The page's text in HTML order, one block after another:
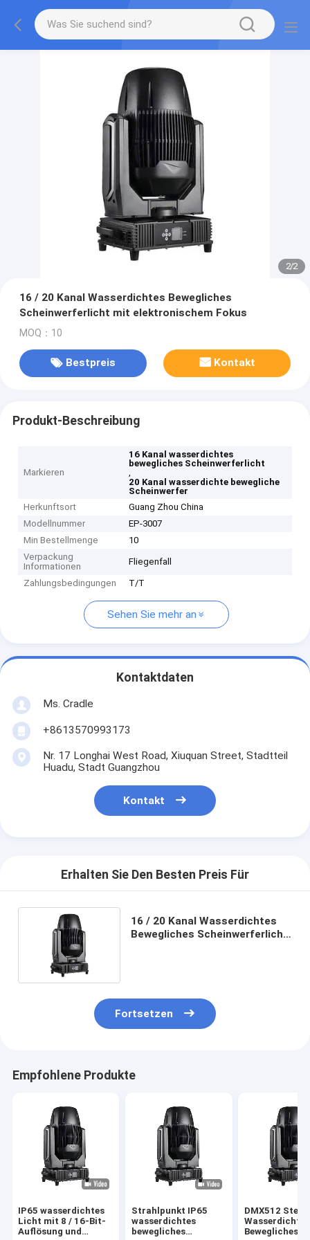
2/2
16 / 20 Kanal Wasserdichtes Bewegliches
Scheinwerferlicht mit elektronischem Fokus
MOQ：10
Bestpreis Kontakt
Produkt-Beschreibung
Markieren
16 Kanal wasserdichtes
bewegliches Scheinwerferlicht
,
20 Kanal wasserdichte bewegliche
Scheinwerfer
Herkunftsort
Guang Zhou China
Modellnummer
EP-3007
Min Bestellmenge
10
Verpackung
Informationen
Fliegenfall
Zahlungsbedingungen T/T
Sehen Sie mehr an
Kontaktdaten
Ms. Cradle
+8613570993173
Nr. 17 Longhai West Road, Xiuquan Street, Stadtteil
Huadu, Stadt Guangzhou
Kontakt
Erhalten Sie Den Besten Preis Für
16 / 20 Kanal Wasserdichtes
Bewegliches Scheinwerferlicht
Fortsetzen
Empfohlene Produkte
IP65 wasserdichtes
Licht mit 8 / 16-Bit-
Auflösung und
Strahlpunkt IP65
wasserdichtes
bewegliches
DMX512
Wasserdichtes
Bewegliches